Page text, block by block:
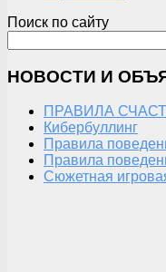
Поиск по сайту
НОВОСТИ И
ПРАВИЛА
Кибербуллинг
Правила
Правила
Сюжетная